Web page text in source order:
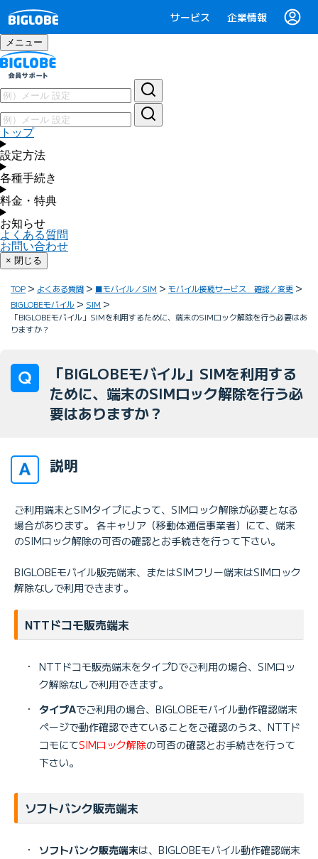
サービス 企業情報
メニュー
トップ
設定方法
各種手続き
料金・特典
お知らせ
よくある質問
お問い合わせ
× 閉じる
TOP よくある質問 ■モバイル／SIM
モバイル接続サービス 確認／変更
BIGLOBEモバイル
SIM
「BIGLOBEモバイル」SIMを利用するために、端末のSIMロック解除を行う必要はあ
りますか？
「BIGLOBEモバイル」SIMを利用する
ために、端末のSIMロック解除を行う必
要はありますか？
説明
ご利用端末とSIMタイプによって、SIMロック解除が必要となる
場合があります。 各キャリア（移動体通信事業者）にて、端末
のSIMロック解除の可否の確認とお手続きを行って下さい。
BIGLOBEモバイル販売端末、またはSIMフリー端末はSIMロック
解除なしで利用できます。
NTTドコモ販売端末
・
NTTドコモ販売端末をタイプDでご利用の場合、SIMロッ
ク解除なしで利用できます。
・
タイプAでご利用の場合、BIGLOBEモバイル動作確認端末
ページで動作確認できていることをご確認のうえ、NTTド
コモにてSIMロック解除の可否の確認とお手続きを行って
下さい。
ソフトバンク販売端末
・ ソフトバンク販売端末は、BIGLOBEモバイル動作確認端末